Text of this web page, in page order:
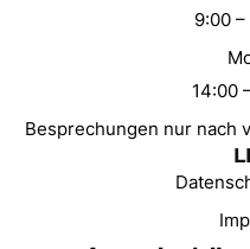
9:00
14:00
Besprechungen nur nach